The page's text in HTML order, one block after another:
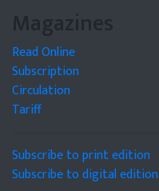
Magazines
Read Online
Subscription
Circulation
Tariff
Subscribe to print edition
Subscribe to digital edition